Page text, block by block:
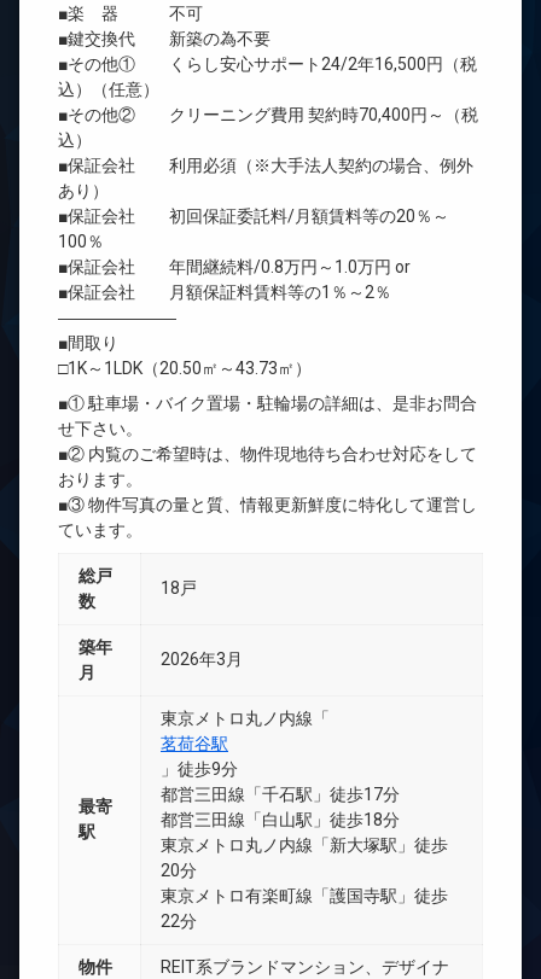
■楽 器 不可
■鍵交換代 新築の為不要
■その他① くらし安心サポート24/2年16,500円（税
込）（任意）
■その他② クリーニング費用 契約時70,400円～（税
込）
■保証会社 利用必須（※大手法人契約の場合、例外
あり）
■保証会社 初回保証委託料/月額賃料等の20％～
100％
■保証会社 年間継続料/0.8万円～1.0万円 or
■保証会社 月額保証料賃料等の1％～2％
―――――――
■間取り
□1K～1LDK（20.50㎡～43.73㎡）
■① 駐車場・バイク置場・駐輪場の詳細は、是非お問合
せ下さい。
■② 内覧のご希望時は、物件現地待ち合わせ対応をして
おります。
■③ 物件写真の量と質、情報更新鮮度に特化して運営し
ています。
総戸
数
18戸
築年
月
2026年3月
最寄
駅
東京メトロ丸ノ内線「
茗荷谷駅
」徒歩9分
都営三田線「千石駅」徒歩17分
都営三田線「白山駅」徒歩18分
東京メトロ丸ノ内線「新大塚駅」徒歩
20分
東京メトロ有楽町線「護国寺駅」徒歩
22分
物件
REIT系ブランドマンション、デザイナ